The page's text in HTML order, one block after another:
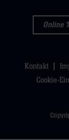
Online
Kontakt
Cookie-